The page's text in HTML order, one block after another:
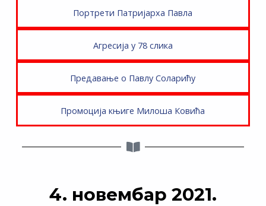
Портрети Патријарха Павла
Агресија у 78 слика
Предавање о Павлу Соларићу
Промоција књиге Милоша Ковића
4. новембар 2021.